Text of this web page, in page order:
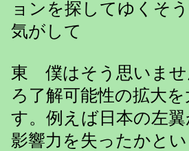
ョンを探してゆくそ
気がして
東 僕はそう思いませ
ろ了解可能性の拡大
す。例えば日本の左
影響力を失ったかと